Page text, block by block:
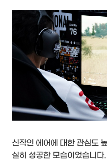
신작인 에어에 대한 관심도
실히 성공한 모습이었습니